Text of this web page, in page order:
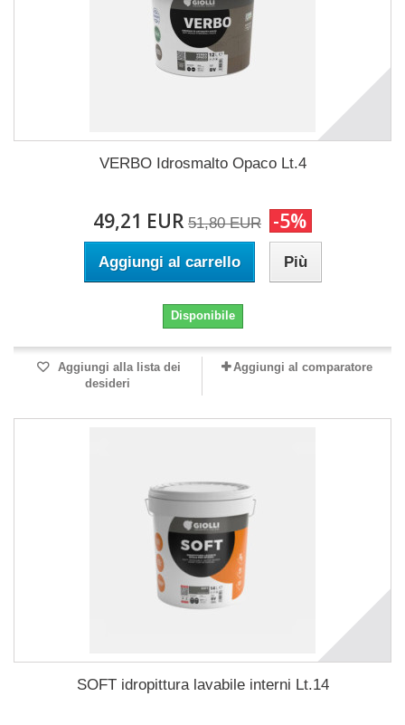
VERBO Idrosmalto Opaco Lt.4
49,21 EUR 51,80 EUR -5%
Aggiungi al carrello Più
Disponibile
Aggiungi alla lista dei
desideri
Aggiungi al comparatore
SOFT idropittura lavabile interni Lt.14